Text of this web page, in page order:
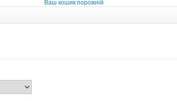
Ваш кошик порожній